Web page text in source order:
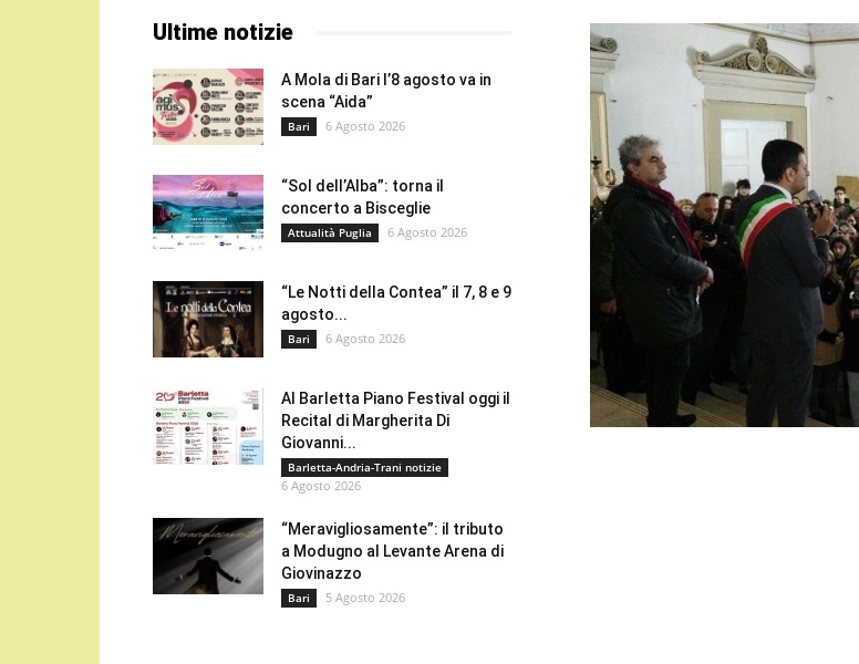
Ultime notizie
A Mola di Bari l’8 agosto va in
scena “Aida”
Bari 6 Agosto 2026
“Sol dell’Alba”: torna il
concerto a Bisceglie
Attualità Puglia 6 Agosto 2026
“Le Notti della Contea” il 7, 8 e 9
agosto...
Bari 6 Agosto 2026
Al Barletta Piano Festival oggi il
Recital di Margherita Di
Giovanni...
Barletta-Andria-Trani notizie
6 Agosto 2026
“Meravigliosamente”: il tributo
a Modugno al Levante Arena di
Giovinazzo
Bari 5 Agosto 2026